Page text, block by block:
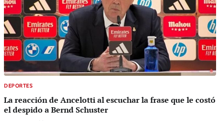
DEPORTES
La reacción de Ancelotti al escuchar la frase que le costó
el despido a Bernd Schuster